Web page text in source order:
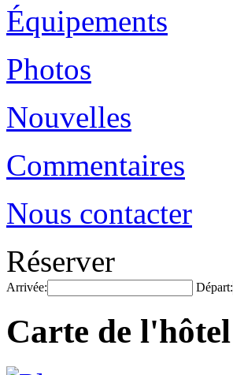
Équipements
Photos
Nouvelles
Commentaires
Nous contacter
Réserver
Arrivée: Départ:
Carte de l'hôtel